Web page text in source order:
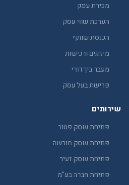
מכירת עסק
הערכת שווי עסק
הכנסת שותף
מיזוגים ורכישות
מעבר בין־דורי
פרישת בעל עסק
שירותים
פתיחת עוסק פטור
פתיחת עוסק מורשה
פתיחת עוסק זעיר
פתיחת חברה בע"מ